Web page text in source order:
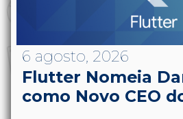
6 agosto, 2026
Flutter Nomeia
como Novo CEO